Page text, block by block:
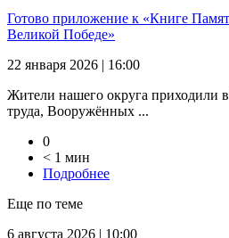
Готово приложение к «Книге
Великой Победе»
22 января 2026 | 16:00
Жители нашего округа приходили
труда, Вооружённых ...
0
< 1 мин
Подробнее
Еще по теме
6 августа 2026 | 10:00